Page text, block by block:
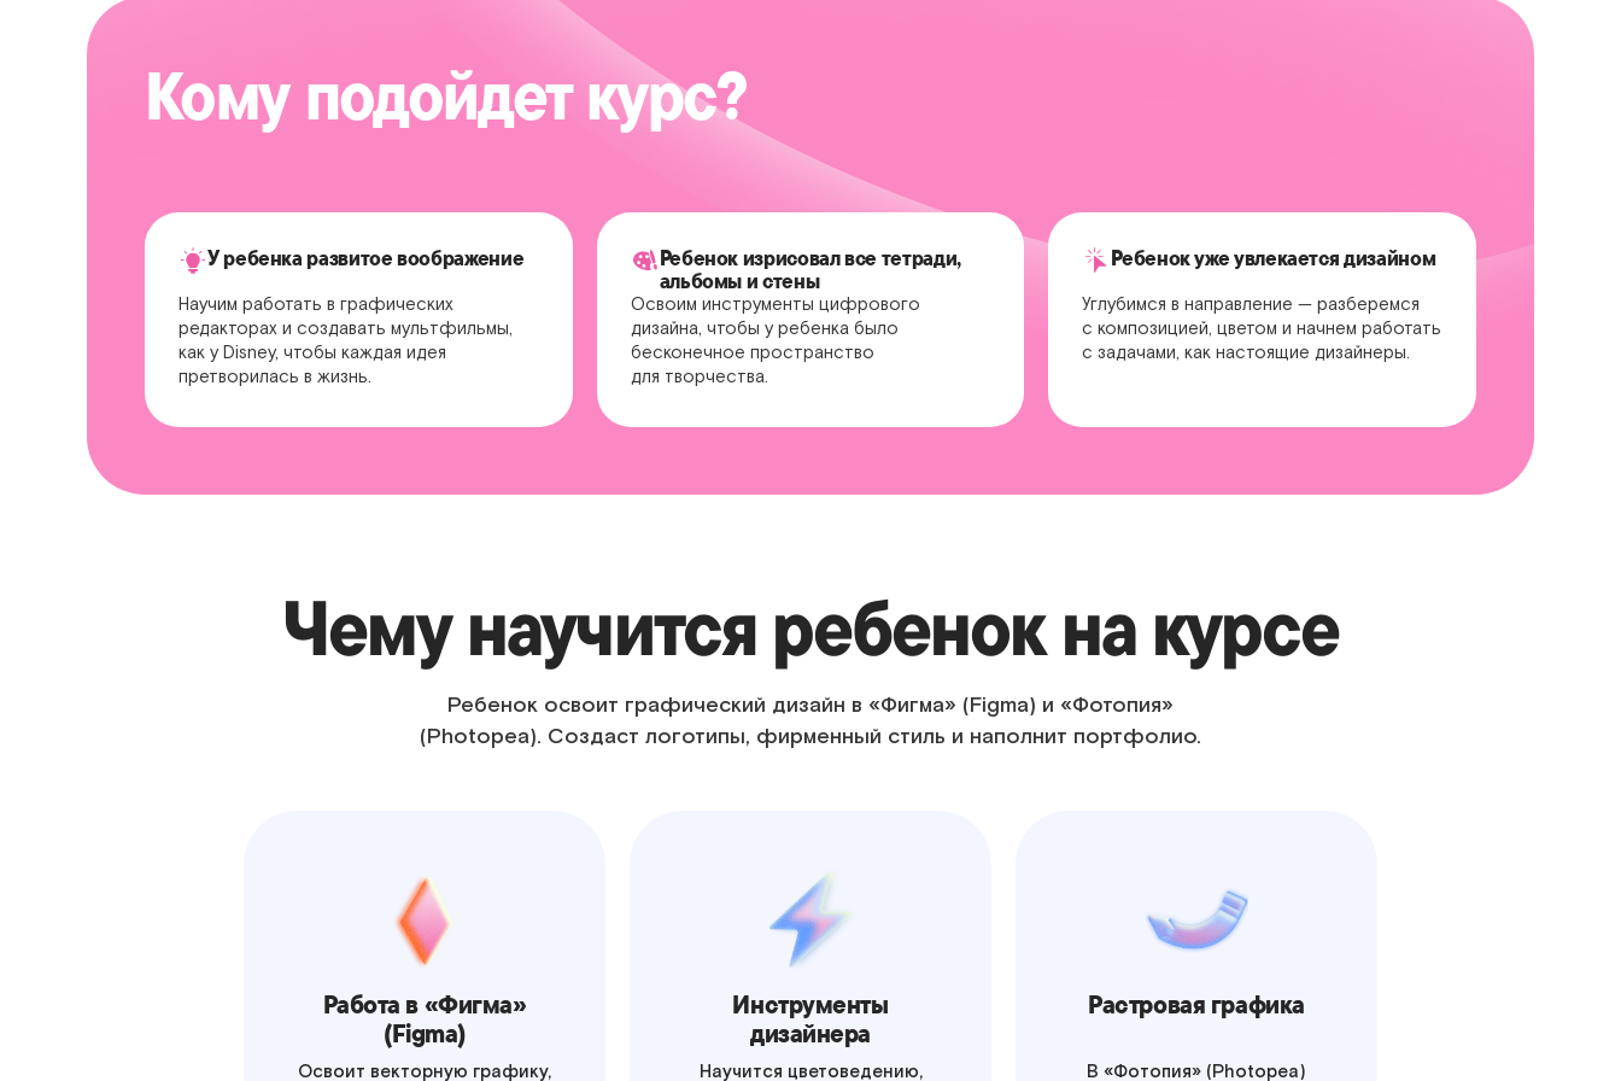
Кому подойдет курс?
У ребенка развитое воображение
Научим работать в графических
редакторах и создавать мультфильмы,
как у Disney, чтобы каждая идея
претворилась в жизнь.
Ребенок изрисовал все тетради,
альбомы и стены
Освоим инструменты цифрового
дизайна, чтобы у ребенка было
бесконечное пространство
для творчества.
Ребенок уже увлекается дизайном
Углубимся в направление — разберемся
с композицией, цветом и начнем работать
с задачами, как настоящие дизайнеры.
Чему научится ребенок на курсе
Ребенок освоит графический дизайн в «Фигма» (Figma) и «Фотопия»
(Photopea). Создаст логотипы, фирменный стиль и наполнит портфолио.
Работа в «Фигма»
(Figma)
Освоит векторную графику,
Инструменты
дизайнера
Научится цветоведению,
Растровая графика
В «Фотопия» (Photopea)